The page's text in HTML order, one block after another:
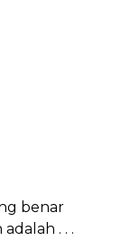
benar
. . .